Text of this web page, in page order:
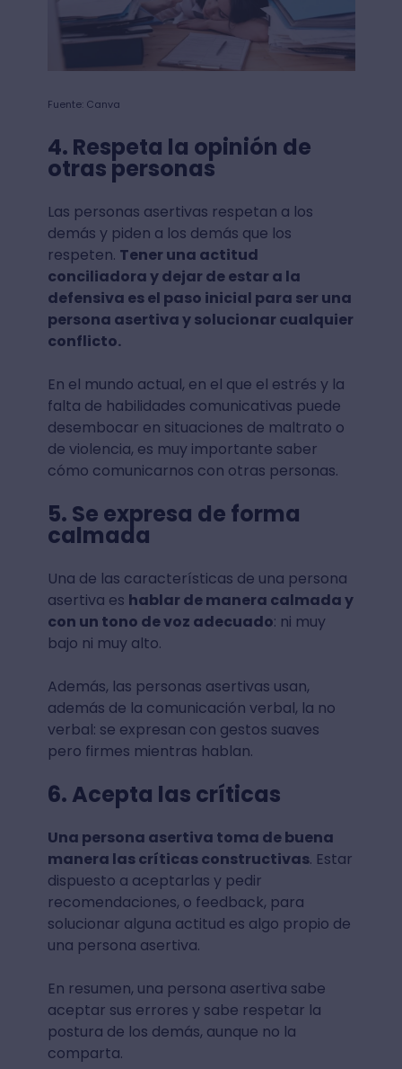
Fuente: Canva
4. Respeta la opinión de
otras personas
Las personas asertivas respetan a los
demás y piden a los demás que los
respeten. Tener una actitud
conciliadora y dejar de estar a la
defensiva es el paso inicial para ser una
persona asertiva y solucionar cualquier
conflicto.
En el mundo actual, en el que el estrés y la
falta de habilidades comunicativas puede
desembocar en situaciones de maltrato o
de violencia, es muy importante saber
cómo comunicarnos con otras personas.
5. Se expresa de forma
calmada
Una de las características de una persona
asertiva es hablar de manera calmada y
con un tono de voz adecuado: ni muy
bajo ni muy alto.
Además, las personas asertivas usan,
además de la comunicación verbal, la no
verbal: se expresan con gestos suaves
pero firmes mientras hablan.
6. Acepta las críticas
Una persona asertiva toma de buena
manera las críticas constructivas. Estar
dispuesto a aceptarlas y pedir
recomendaciones, o feedback, para
solucionar alguna actitud es algo propio de
una persona asertiva.
En resumen, una persona asertiva sabe
aceptar sus errores y sabe respetar la
postura de los demás, aunque no la
comparta.